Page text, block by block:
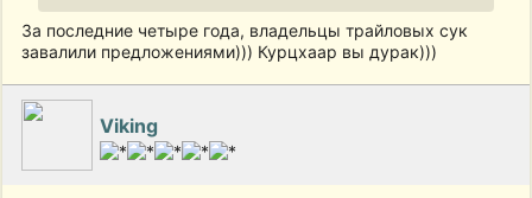
За последние четыре года, владельцы трайловых сук
завалили предложениями))) Курцхаар вы дурак)))
Viking